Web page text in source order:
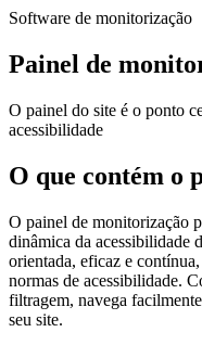
Software de monitorização
Painel de
O painel do site é o ponto
acessibilidade
O que contém o
O painel de monitorização
dinâmica da acessibilidade
orientada, eficaz e
normas de acessibilidade.
filtragem, navega
seu site.